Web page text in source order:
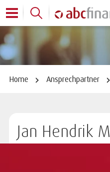
Home Ansprechpartner
Jan Hendrik